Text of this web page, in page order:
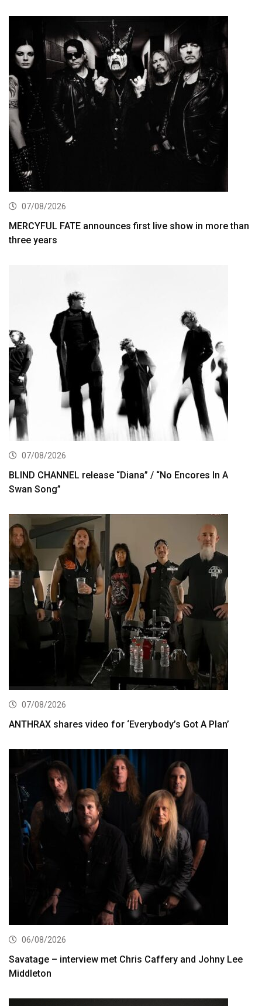
07/08/2026
MERCYFUL FATE announces first live show in more than
three years
07/08/2026
BLIND CHANNEL release “Diana” / “No Encores In A
Swan Song”
07/08/2026
ANTHRAX shares video for ‘Everybody’s Got A Plan’
06/08/2026
Savatage – interview met Chris Caffery and Johny Lee
Middleton